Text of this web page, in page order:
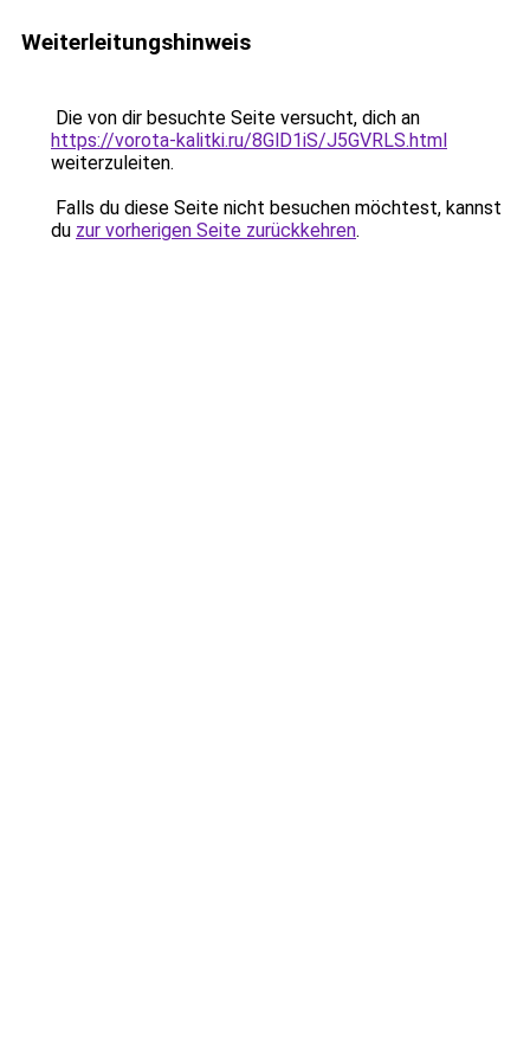
Weiterleitungshinweis
Die von dir besuchte Seite versucht, dich an
https://vorota-kalitki.ru/8GlD1iS/J5GVRLS.html
weiterzuleiten.
Falls du diese Seite nicht besuchen möchtest, kannst
du zur vorherigen Seite zurückkehren.